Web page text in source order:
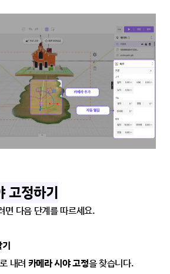
고정하기
면 다음 단계를 따르세요.
내려 카메라 시야 고정을 찾습니다.